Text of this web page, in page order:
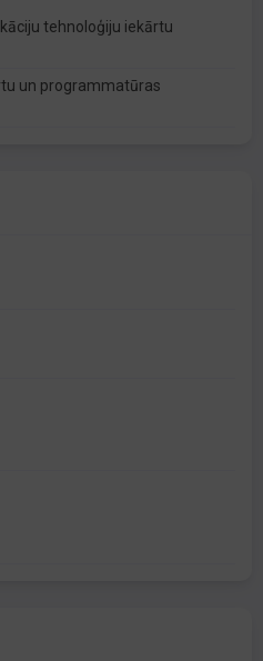
tehnoloģiju iekārtu
un programmatūras